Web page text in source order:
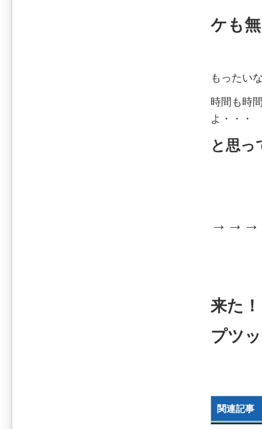
ケも
もったい
時間も時
よ・・・
と思っ
来た
プツッ
関連記事